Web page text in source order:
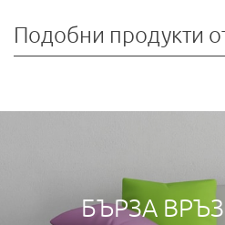
Подобни продукти
БЪРЗА